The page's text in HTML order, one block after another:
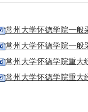
常州大学怀德学院一般
常州大学怀德学院一般
常州大学怀德学院重大
常州大学怀德学院重大